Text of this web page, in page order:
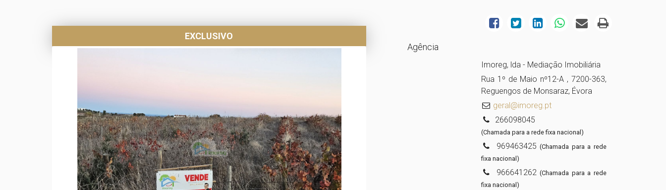
EXCLUSIVO
Agência
Imoreg, lda - Mediação Imobiliária
Rua 1º de Maio nº12-A , 7200-363,
Reguengos de Monsaraz, Évora
geral@imoreg.pt
266098045
(Chamada para a rede fixa nacional)
969463425 (Chamada para a rede
fixa nacional)
966641262 (Chamada para a rede
fixa nacional)